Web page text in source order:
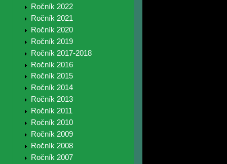
Ročník 2022
Ročník 2021
Ročník 2020
Ročník 2019
Ročník 2017-2018
Ročník 2016
Ročník 2015
Ročník 2014
Ročník 2013
Ročník 2011
Ročník 2010
Ročník 2009
Ročník 2008
Ročník 2007